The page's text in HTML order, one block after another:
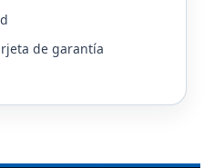
de garantía